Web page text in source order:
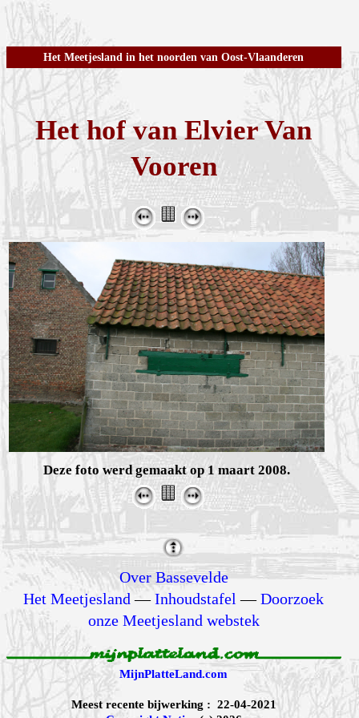
Het Meetjesland in het noorden van Oost-Vlaanderen
Het hof van Elvier Van
Vooren
Deze foto werd gemaakt op 1 maart 2008.
Over Bassevelde
Het Meetjesland —Inhoudstafel —Doorzoek
onze Meetjesland webstek
MijnPlatteLand.com
Meest recente bijwerking : 22-04-2021